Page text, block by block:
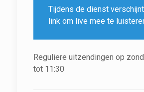
Tijdens de dienst
link om live mee te
Reguliere uitzendingen op
tot 11:30